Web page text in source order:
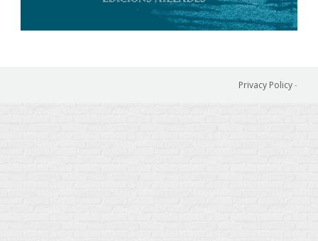
Privacy Policy-